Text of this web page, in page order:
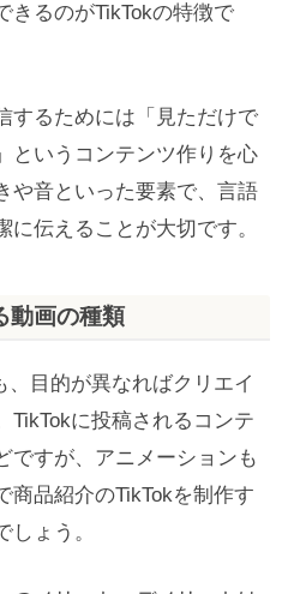
きるのがTikTokの特徴で
するためには「見ただけで
というコンテンツ作りを心
や音といった要素で、言語
伝えることが大切です。
動画の種類
、目的が異なればクリエイ
TikTokに投稿されるコンテ
ですが、アニメーションも
商品紹介のTikTokを制作す
ょう。